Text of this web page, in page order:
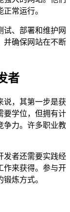
常运行。
试、部署和维护网
并确保网站在不断
者
说，其第一步是获
要学位，但拥有计
争力。许多职业教
发者还需要实践经
作来获得。参与开
炼方式。